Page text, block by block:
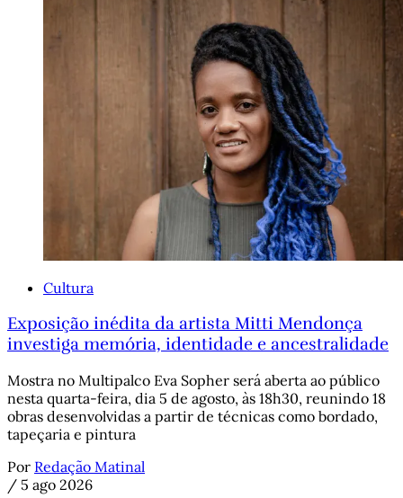
Cultura
Exposição inédita da artista Mitti Mendonça
investiga memória, identidade e ancestralidade
Mostra no Multipalco Eva Sopher será aberta ao público
nesta quarta-feira, dia 5 de agosto, às 18h30, reunindo 18
obras desenvolvidas a partir de técnicas como bordado,
tapeçaria e pintura
Por Redação Matinal
/ 5 ago 2026